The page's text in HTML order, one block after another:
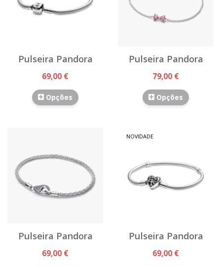
Pulseira Pandora
69,00 €
Opções
Pulseira Pandora
79,00 €
Opções
Pulseira Pandora
69,00 €
NOVIDADE
Pulseira Pandora
69,00 €